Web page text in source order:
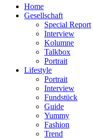
Home
Gesellschaft
Special Report
Interview
Kolumne
Talkbox
Portrait
Lifestyle
Portrait
Interview
Fundstück
Guide
Yummy
Fashion
Trend